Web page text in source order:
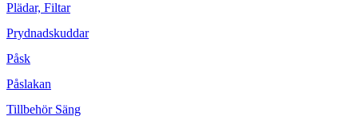
Plädar, Filtar
Prydnadskuddar
Påsk
Påslakan
Tillbehör Säng